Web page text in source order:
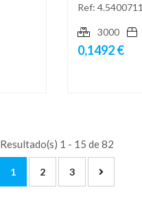
Ref: 4.5400711
3000
0,1492 €
Resultado(s) 1 - 15 de 82
1 2 3